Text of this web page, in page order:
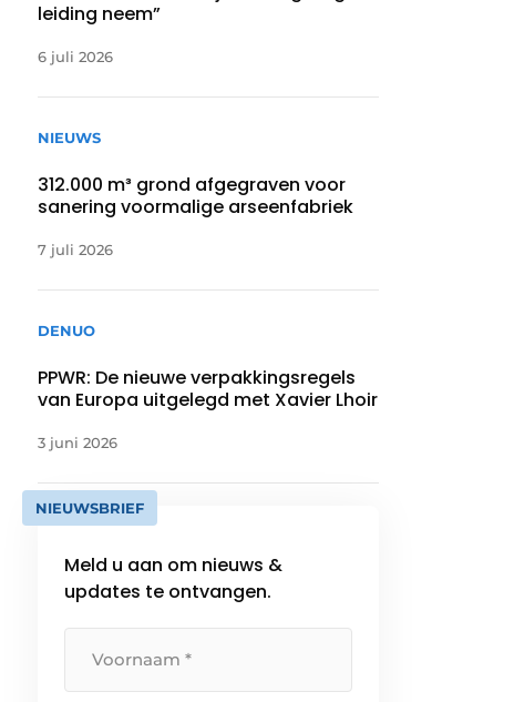
leiding neem”
6 juli 2026
NIEUWS
312.000 m³ grond afgegraven voor
sanering voormalige arseenfabriek
7 juli 2026
DENUO
PPWR: De nieuwe verpakkingsregels
van Europa uitgelegd met Xavier Lhoir
3 juni 2026
NIEUWSBRIEF
Meld u aan om nieuws &
updates te ontvangen.